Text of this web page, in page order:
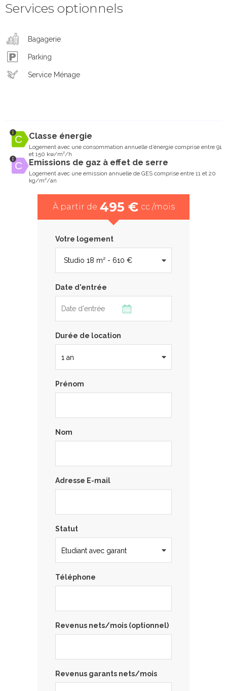
Services optionnels
Bagagerie
Parking
Service Ménage
Classe énergie
Logement avec une consommation annuelle d’énergie comprise entre 91
et 150 kw/m²/h
Emissions de gaz à effet de serre
Logement avec une emission annuelle de GES comprise entre 11 et 20
kg/m²/an
À partir de 495 € cc /mois
Votre logement
Date d'entrée
Durée de location
Prénom
Nom
Adresse E-mail
Statut
Téléphone
Revenus nets/mois (optionnel)
Revenus garants nets/mois